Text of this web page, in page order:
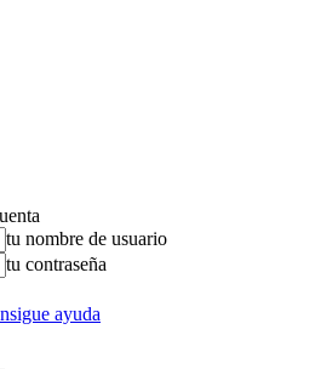
tu nombre de usuario
tu contraseña
ayuda